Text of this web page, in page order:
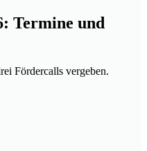
Termine und
Fördercalls vergeben.